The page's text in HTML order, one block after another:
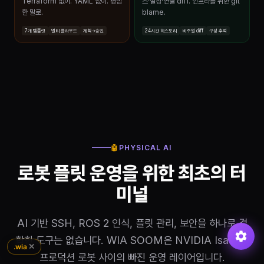
한 말로.
7개 템플릿 멀티 클라우드 계획→승인
blame.
24시간 히스토리 비주얼 diff 구성 추적
🤖 PHYSICAL AI
로봇 플릿 운영을 위한 최초의 터
미널
AI 기반 SSH, ROS 2 인식, 플릿 관리, 보안을 하나로 결
합한 도구는 없습니다. WIA SOOM은 NVIDIA Isaac과
프로덕션 로봇 사이의 빠진 운영 레이어입니다.
.wia ✕